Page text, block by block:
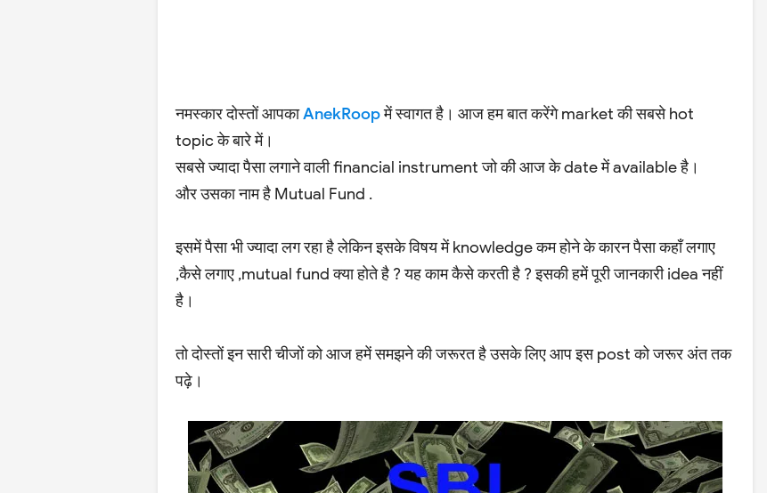
नमस्कार दोस्तों आपकाAnekRoopमें स्वागत है। आज हम बात करेंगे market की सबसे hot
topic के बारे में।
सबसे ज्यादा पैसा लगाने वाली financial instrument जो की आज के date में available है।
और उसका नाम है Mutual Fund .
इसमें पैसा भी ज्यादा लग रहा है लेकिन इसके विषय में knowledge कम होने के कारन पैसा कहाँ लगाए
,कैसे लगाए ,mutual fund क्या होते है ? यह काम कैसे करती है ? इसकी हमें पूरी जानकारी idea नहीं
है।
तो दोस्तों इन सारी चीजों को आज हमें समझने की जरूरत है उसके लिए आप इस post को जरूर अंत तक
पढ़े।